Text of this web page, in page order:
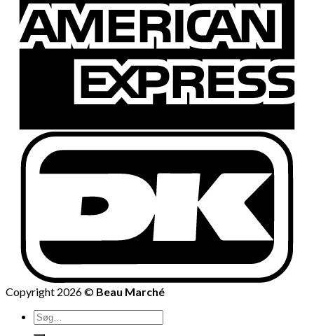
Copyright 2026 © Beau Marché
Søg
efter: